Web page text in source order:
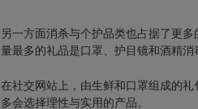
另一方面消杀与个护品类也占据了更
量最多的礼品是口罩、护目镜和酒精消
在社交网站上，由生鲜和口罩组成的
多会选择理性与实用的产品。